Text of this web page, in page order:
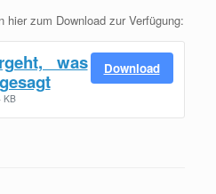
zum Download zur Verfügung:
was
KB
Download